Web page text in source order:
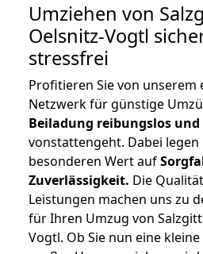
Umziehen von
Oelsnitz-Vogtl
stressfrei
Profitieren Sie von unserem
Netzwerk für günstige
Beiladung reibungslos und
vonstattengeht. Dabei
besonderen Wert auf
Zuverlässigkeit. Die
Leistungen machen uns zu
für Ihren Umzug von
Vogtl. Ob Sie nun eine